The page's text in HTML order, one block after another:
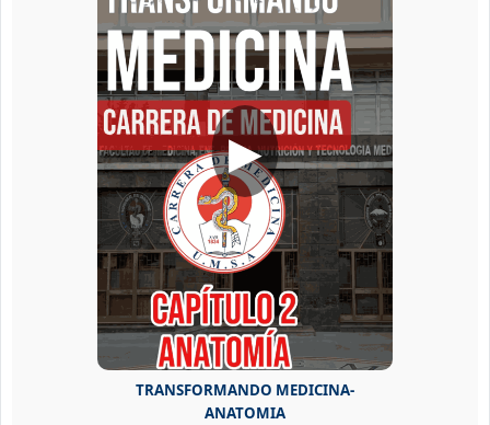
TRANSFORMANDO MEDICINA-
ANATOMIA